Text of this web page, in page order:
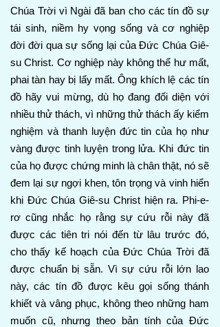
Chúa Trời vì Ngài đã ban cho các tín đồ sự
tái sinh, niềm hy vọng sống và cơ nghiệp
đời đời qua sự sống lại của Đức Chúa Giê-
su Christ. Cơ nghiệp này không thể hư mất,
phai tàn hay bị lấy mất. Ông khích lệ các tín
đồ hãy vui mừng, dù họ đang đối diện với
nhiều thử thách, vì những thử thách ấy kiểm
nghiệm và thanh luyện đức tin của họ như
vàng được tinh luyện trong lửa. Khi đức tin
của họ được chứng minh là chân thật, nó sẽ
đem lại sự ngợi khen, tôn trọng và vinh hiển
khi Đức Chúa Giê-su Christ hiện ra. Phi-e-
rơ cũng nhắc họ rằng sự cứu rỗi này đã
được các tiên tri nói đến từ lâu trước đó,
cho thấy kế hoạch của Đức Chúa Trời đã
được chuẩn bị sẵn. Vì sự cứu rỗi lớn lao
này, các tín đồ được kêu gọi sống thánh
khiết và vâng phục, không theo những ham
muốn cũ, nhưng theo bản tính của Đức